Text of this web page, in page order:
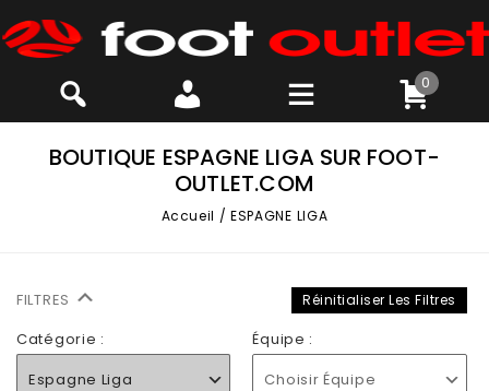
0
BOUTIQUE ESPAGNE LIGA SUR FOOT-
OUTLET.COM
Accueil / ESPAGNE LIGA
FILTRES Réinitialiser Les Filtres
Catégorie :
Espagne Liga
Équipe :
Choisir Équipe